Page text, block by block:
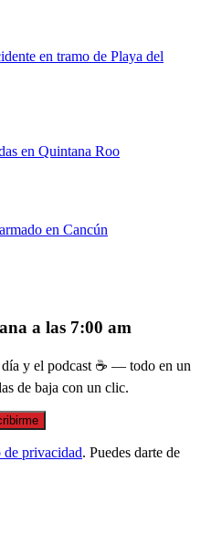
en tramo de Playa del
en Quintana Roo
en Cancún
a las 7:00 am
y el podcast ☕ — todo en un
de baja con un clic.
de privacidad. Puedes darte de